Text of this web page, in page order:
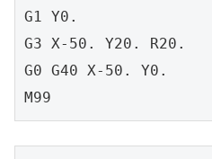
G1 Y0.
G3 X-50. Y20. R20.
G0 G40 X-50. Y0.
M99